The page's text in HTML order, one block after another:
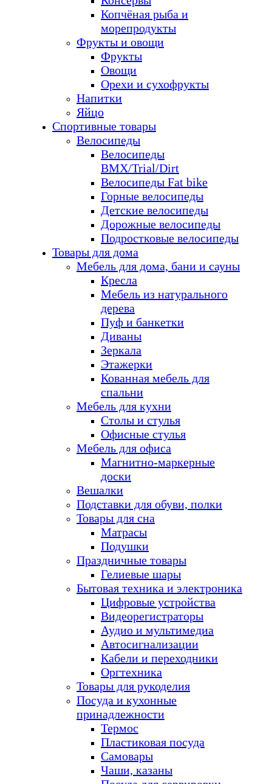
Копчёная рыба и
морепродукты
Фрукты и овощи
Фрукты
Овощи
Орехи и сухофрукты
Напитки
Яйцо
Спортивные товары
Велосипеды
Велосипеды
BMX/Trial/Dirt
Велосипеды Fat bike
Горные велосипеды
Детские велосипеды
Дорожные велосипеды
Подростковые велосипеды
Товары для дома
Мебель для дома, бани и сауны
Кресла
Мебель из натурального
дерева
Пуф и банкетки
Диваны
Зеркала
Этажерки
Кованная мебель для
спальни
Мебель для кухни
Столы и стулья
Офисные стулья
Мебель для офиса
Магнитно-маркерные
доски
Вешалки
Подставки для обуви, полки
Товары для сна
Матрасы
Подушки
Праздничные товары
Гелиевые шары
Бытовая техника и электроника
Цифровые устройства
Видеорегистраторы
Аудио и мультимедиа
Автосигнализации
Кабели и переходники
Оргтехника
Товары для рукоделия
Посуда и кухонные
принадлежности
Термос
Пластиковая посуда
Самовары
Чаши, казаны